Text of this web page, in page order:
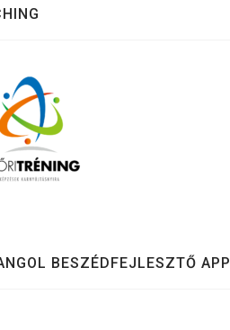
BESZÉDFEJLESZTŐ APP